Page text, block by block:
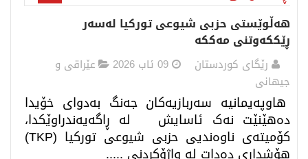
هەڵوێستی حزبی شیوعی تورکیا لەسەر
ڕێککەوتنی مەککە
رێگای كوردستان
عێراقی و
جیهانی
هاوپەیمانیە سەربازیەکان جەنگ بەدوای خۆیدا
دەهێنێت نەک ئاسایش لە ڕاگەیەندراوێکدا،
کۆمیتەی ​ناوەندیی حزبی شیوعی تورکیا (TKP)
هۆشداری دەدات لە واژۆکردنی .....